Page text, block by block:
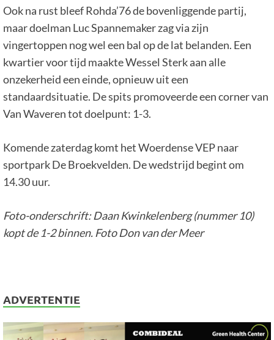
Ook na rust bleef Rohda’76 de bovenliggende partij,
maar doelman Luc Spannemaker zag via zijn
vingertoppen nog wel een bal op de lat belanden. Een
kwartier voor tijd maakte Wessel Sterk aan alle
onzekerheid een einde, opnieuw uit een
standaardsituatie. De spits promoveerde een corner van
Van Waveren tot doelpunt: 1-3.
Komende zaterdag komt het Woerdense VEP naar
sportpark De Broekvelden. De wedstrijd begint om
14.30 uur.
Foto-onderschrift: Daan Kwinkelenberg (nummer 10)
kopt de 1-2 binnen. Foto Don van der Meer
ADVERTENTIE